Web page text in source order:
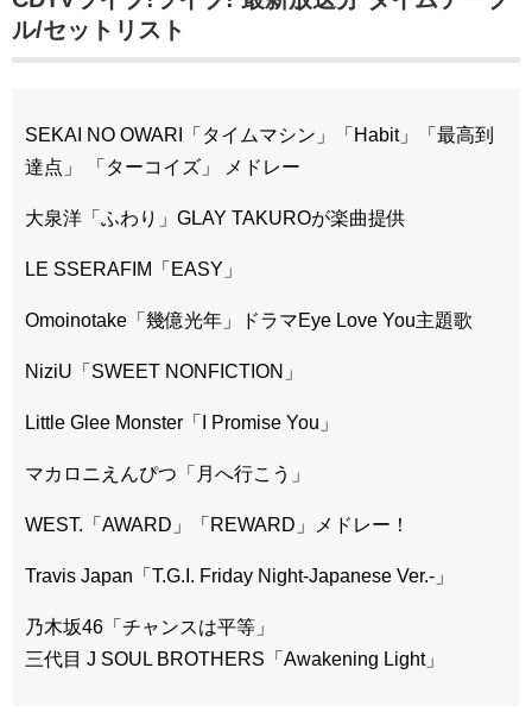
ル/セットリスト
SEKAI NO OWARI「タイムマシン」「Habit」「最高到
達点」 「ターコイズ」 メドレー
大泉洋「ふわり」GLAY TAKUROが楽曲提供
LE SSERAFIM「EASY」
Omoinotake「幾億光年」ドラマEye Love You主題歌
NiziU「SWEET NONFICTION」
Little Glee Monster「I Promise You」
マカロニえんぴつ「月へ行こう」
WEST.「AWARD」「REWARD」メドレー！
Travis Japan「T.G.I. Friday Night-Japanese Ver.-」
乃木坂46「チャンスは平等」
三代目 J SOUL BROTHERS「Awakening Light」